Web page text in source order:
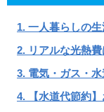
一人暮らしの
リアルな光熱
電気・ガス・
【水道代節約